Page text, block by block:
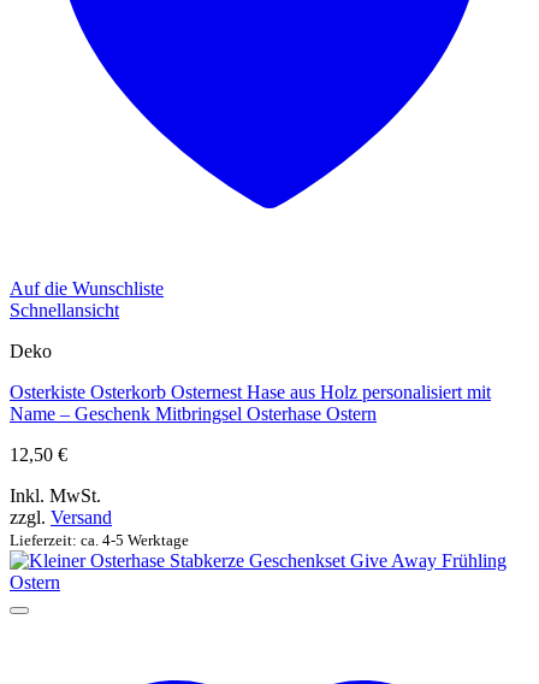
Auf die Wunschliste
Schnellansicht
Deko
Osterkiste Osterkorb Osternest Hase aus Holz personalisiert mit
Name – Geschenk Mitbringsel Osterhase Ostern
12,50 €
Inkl. MwSt.
zzgl. Versand
Lieferzeit: ca. 4-5 Werktage